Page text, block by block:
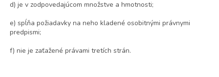
d) je v zodpovedajúcom množstve a hmotnosti;
e) spĺňa požiadavky na neho kladené osobitnými právnymi
predpismi;
f) nie je zaťažené právami tretích strán.